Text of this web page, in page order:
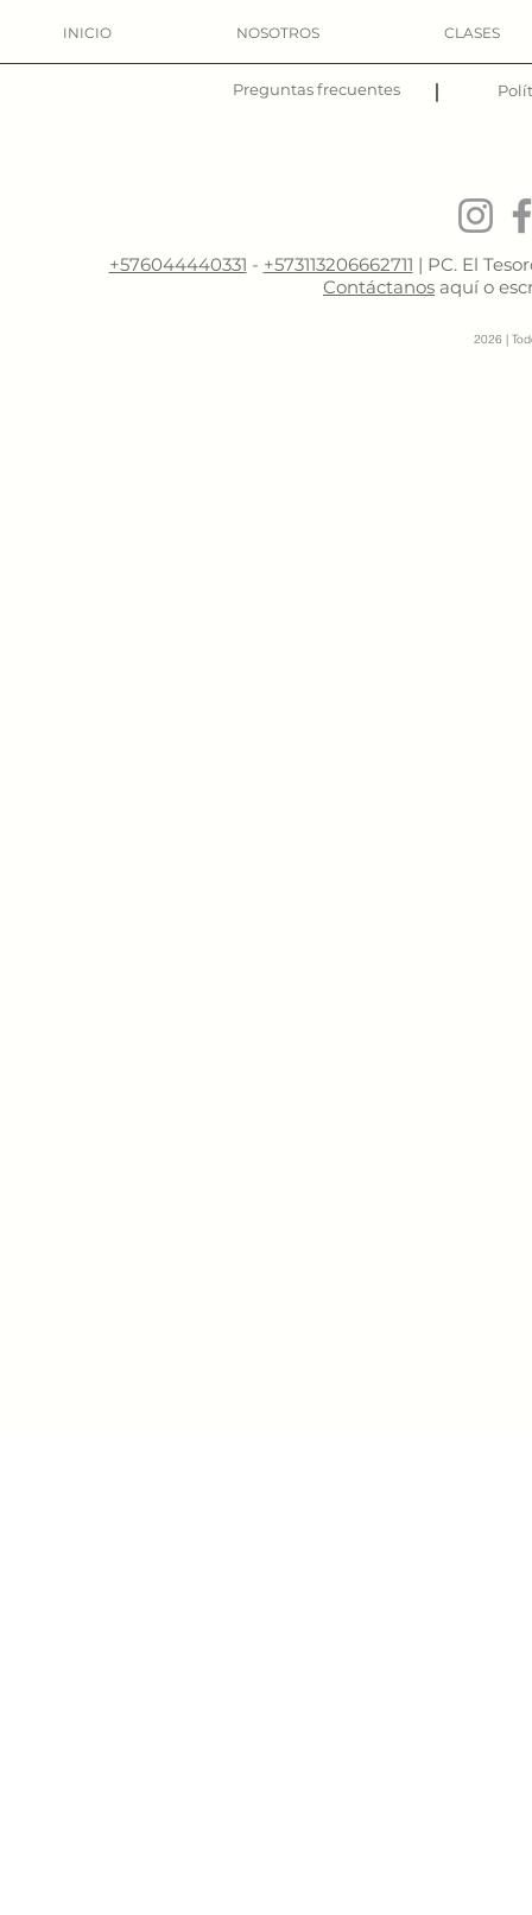
INICIO NOSOTROS CLASES
Preguntas frecuentes |
+576044440331 - +573113206662711 | PC. El
Contáctanos aquí o
2026 |